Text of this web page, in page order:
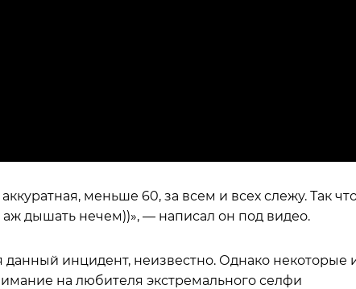
меньше 60, за всем и всех слежу. Так
аж дышать нечем))», — написал он под видео.
данный инцидент, неизвестно. Однако некоторые
на любителя экстремального селфи